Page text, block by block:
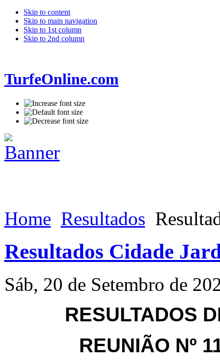
Skip to content
Skip to main navigation
Skip to 1st column
Skip to 2nd column
TurfeOnline.com
Home Resultados
Resultados Cidade
Sáb, 20 de Setembro de
RESULTADOS
REUNIÃO Nº